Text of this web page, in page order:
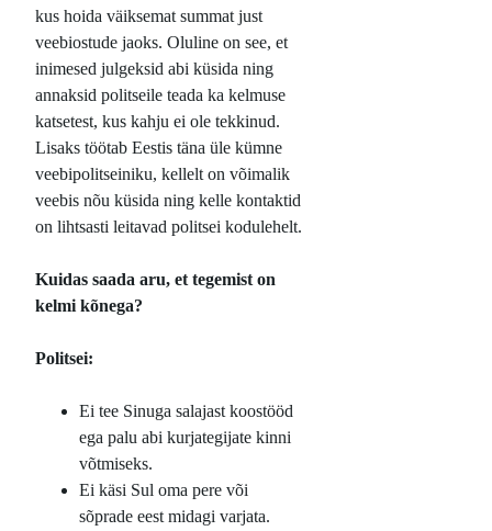
kus hoida väiksemat summat just
veebiostude jaoks. Oluline on see, et
inimesed julgeksid abi küsida ning
annaksid politseile teada ka kelmuse
katsetest, kus kahju ei ole tekkinud.
Lisaks töötab Eestis täna üle kümne
veebipolitseiniku, kellelt on võimalik
veebis nõu küsida ning kelle kontaktid
on lihtsasti leitavad politsei kodulehelt.
Kuidas saada aru, et tegemist on
kelmi kõnega?
Politsei:
Ei tee Sinuga salajast koostööd
ega palu abi kurjategijate kinni
võtmiseks.
Ei käsi Sul oma pere või
sõprade eest midagi varjata.